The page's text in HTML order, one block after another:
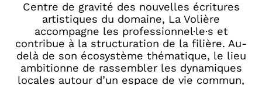
Centre de gravité des nouvelles écritures
artistiques du domaine, La Volière
accompagne les professionnel·le·s et
contribue à la structuration de la filière. Au-
delà de son écosystème thématique, le lieu
ambitionne de rassembler les dynamiques
locales autour d’un espace de vie commun,